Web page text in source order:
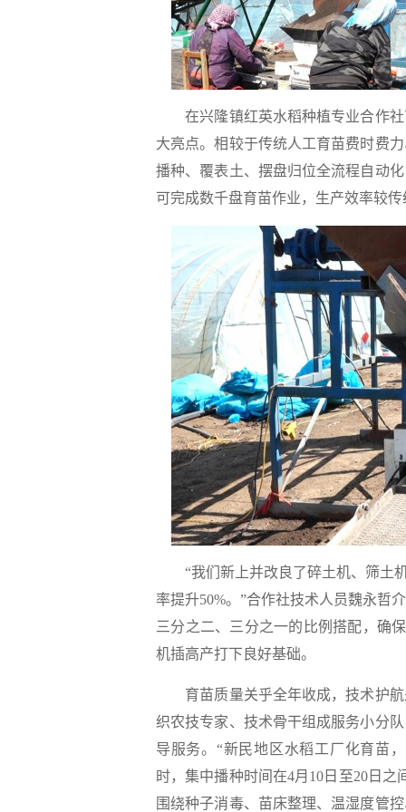
在兴隆镇红英水稻种植专业合作社
大亮点。相较于传统人工育苗费时费
播种、覆表土、摆盘归位全流程自动
可完成数千盘育苗作业，生产效率较
“我们新上并改良了碎土机、筛土机
率提升50%。”合作社技术人员魏永哲
三分之二、三分之一的比例搭配，确
机插高产打下良好基础。
育苗质量关乎全年收成，技术护航
织农技专家、技术骨干组成服务小分
导服务。“新民地区水稻工厂化育苗
时，集中播种时间在4月10日至20日
围绕种子消毒、苗床整理、温湿度管